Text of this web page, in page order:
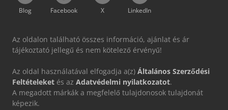
Blog Facebook X LinkedIn
Az oldalon található összes információ, ajánlat és ár
tájékoztató jellegű és nem kötelező érvényű!
Az oldal használatával elfogadja a(z) Általános Szerződési
Feltételeket és az Adatvédelmi nyilatkozatot.
A megadott márkák a megfelelő tulajdonosok tulajdonát
képezik.